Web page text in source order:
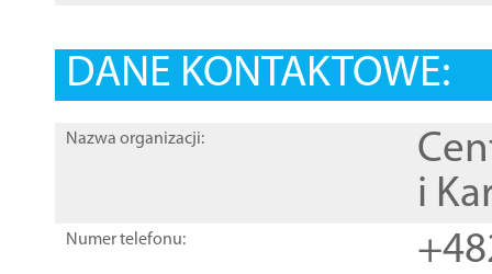
DANE KONTAKTOWE:
Nazwa organizacji:
i
Numer telefonu: